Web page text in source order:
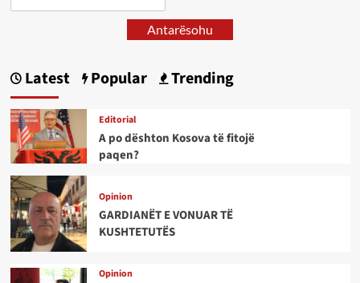
Antarësohu
Latest Popular Trending
Editorial
A po dështon Kosova të fitojë
paqen?
Opinion
GARDIANËT E VONUAR TË
KUSHTETUTËS
Opinion